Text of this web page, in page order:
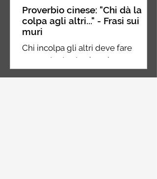
Proverbio cinese: "Chi dà la
colpa agli altri..." - Frasi sui
muri
Chi incolpa gli altri deve fare
ancora tanta strada nel suo